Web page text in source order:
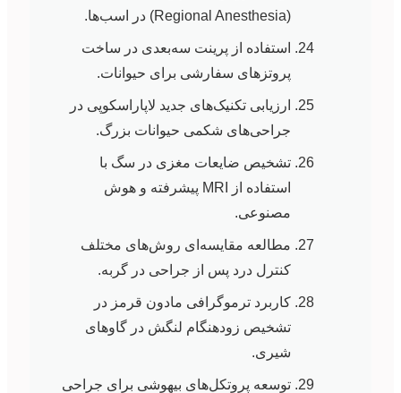
(Regional Anesthesia) در اسب‌ها.
استفاده از پرینت سه‌بعدی در ساخت
پروتزهای سفارشی برای حیوانات.
ارزیابی تکنیک‌های جدید لاپاراسکوپی در
جراحی‌های شکمی حیوانات بزرگ.
تشخیص ضایعات مغزی در سگ با
استفاده از MRI پیشرفته و هوش
مصنوعی.
مطالعه مقایسه‌ای روش‌های مختلف
کنترل درد پس از جراحی در گربه.
کاربرد ترموگرافی مادون قرمز در
تشخیص زودهنگام لنگش در گاوهای
شیری.
توسعه پروتکل‌های بیهوشی برای جراحی